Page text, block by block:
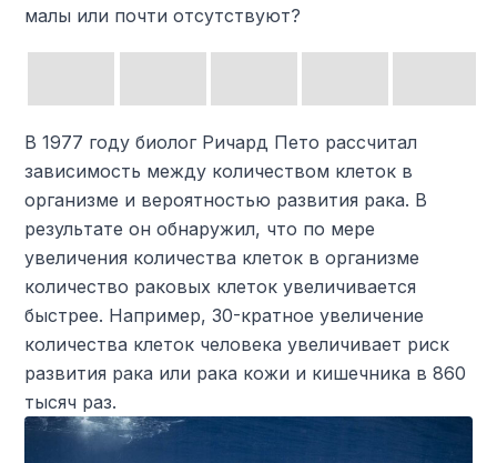
малы или почти отсутствуют?
В 1977 году биолог Ричард Пето рассчитал
зависимость между количеством клеток в
организме и вероятностью развития рака. В
результате он обнаружил, что по мере
увеличения количества клеток в организме
количество раковых клеток увеличивается
быстрее. Например, 30-кратное увеличение
количества клеток человека увеличивает риск
развития рака или рака кожи и кишечника в 860
тысяч раз.